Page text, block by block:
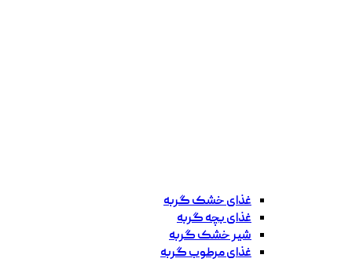
غذای خشک گربه
غذای بچه گربه
شیر خشک گربه
غذای مرطوب گربه